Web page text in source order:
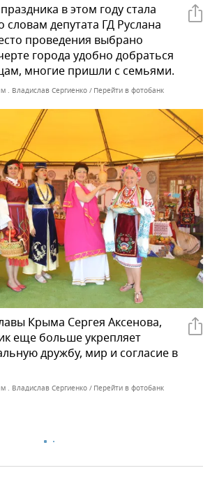
в этом году стала
депутата ГД Руслана
проведения выбрано
города удобно добраться
многие пришли с семьями.
. Владислав Сергиенко Перейти в фотобанк
Крыма Сергея Аксенова,
еще больше укрепляет
дружбу, мир и согласие в
. Владислав Сергиенко Перейти в фотобанк